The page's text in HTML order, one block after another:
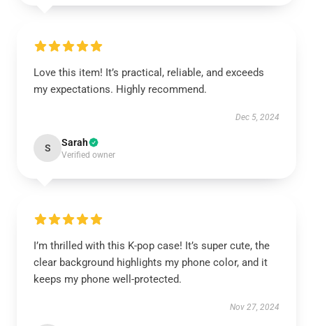
Love this item! It’s practical, reliable, and exceeds
my expectations. Highly recommend.
Dec 5, 2024
S Sarah
Verified owner
I’m thrilled with this K-pop case! It’s super cute, the
clear background highlights my phone color, and it
keeps my phone well-protected.
Nov 27, 2024